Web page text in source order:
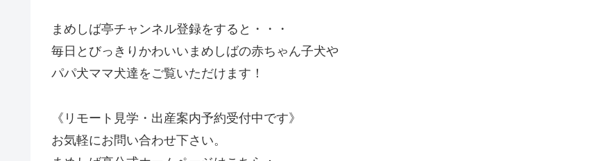
まめしば亭チャンネル登録をすると・・・
毎日とびっきりかわいいまめしばの赤ちゃん子犬や
パパ犬ママ犬達をご覧いただけます！
《リモート見学・出産案内予約受付中です》
お気軽にお問い合わせ下さい。